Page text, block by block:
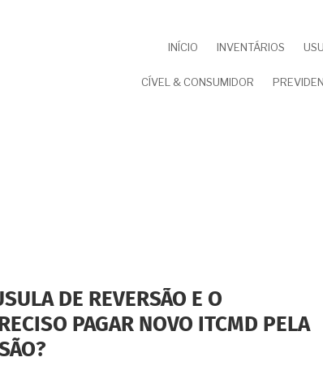
INÍCIO INVENTÁRIOS
CÍVEL & CONSUMIDOR
DE REVERSÃO E O
PAGAR NOVO ITCMD PELA